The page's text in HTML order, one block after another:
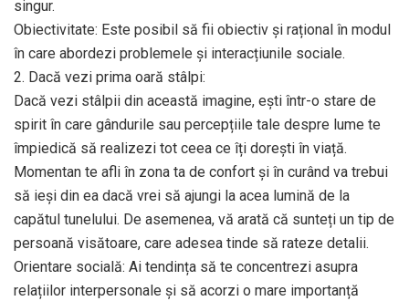
singur.
Obiectivitate: Este posibil să fii obiectiv și rațional în modul
în care abordezi problemele și interacțiunile sociale.
2. Dacă vezi prima oară stâlpi:
Dacă vezi stâlpii din această imagine, ești într-o stare de
spirit în care gândurile sau percepțiile tale despre lume te
împiedică să realizezi tot ceea ce îți dorești în viață.
Momentan te afli în zona ta de confort și în curând va trebui
să ieși din ea dacă vrei să ajungi la acea lumină de la
capătul tunelului. De asemenea, vă arată că sunteți un tip de
persoană visătoare, care adesea tinde să rateze detalii.
Orientare socială: Ai tendința să te concentrezi asupra
relațiilor interpersonale și să acorzi o mare importanță